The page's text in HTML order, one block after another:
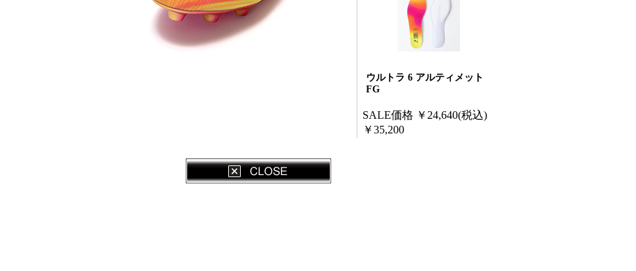
ウルトラ 6 アルティメット
FG
SALE価格 ￥24,640(税込)
￥35,200